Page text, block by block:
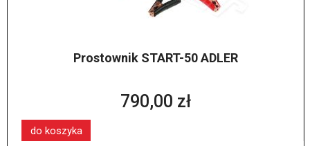
Prostownik START-50 ADLER
790,00 zł
do koszyka